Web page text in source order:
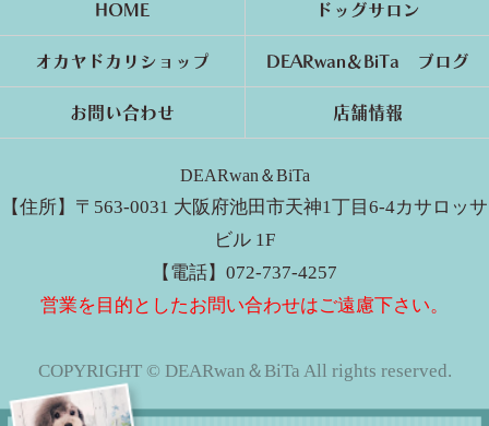
HOME ドッグサロン
オカヤドカリショップ DEARwan＆BiTa ブログ
お問い合わせ 店舗情報
DEARwan＆BiTa
【住所】〒563-0031 大阪府池田市天神1丁目6-4カサロッサ
ビル 1F
【電話】072-737-4257
営業を目的としたお問い合わせはご遠慮下さい。
COPYRIGHT © DEARwan＆BiTa All rights reserved.